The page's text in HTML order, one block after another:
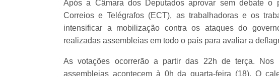
Após a Câmara dos Deputados aprovar sem debate o
Correios e Telégrafos (ECT), as trabalhadoras e os
intensificar a mobilização contra os ataques do
realizadas assembleias em todo o país para avaliar a
As votações ocorrerão a partir das 22h de terça. Nos
assembleias acontecem à 0h da quarta-feira (18). O